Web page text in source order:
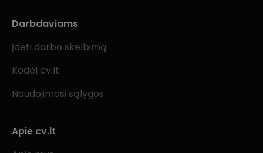
Darbdaviams
Įdėti darbo skelbimą
Kodėl cv.lt
Naudojimosi sąlygos
Apie cv.lt